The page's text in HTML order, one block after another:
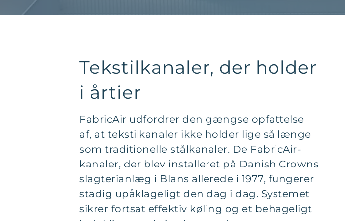
Tekstilkanaler, der holder
i årtier
FabricAir udfordrer den gængse opfattelse
af, at tekstilkanaler ikke holder lige så længe
som traditionelle stålkanaler. De FabricAir-
kanaler, der blev installeret på Danish Crowns
slagterianlæg i Blans allerede i 1977, fungerer
stadig upåklageligt den dag i dag. Systemet
sikrer fortsat effektiv køling og et behageligt